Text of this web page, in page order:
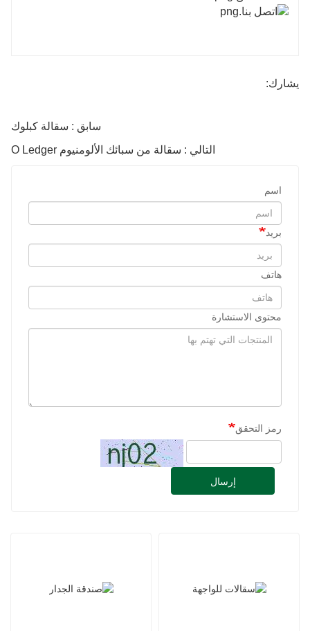
يشارك:
سابق : سقالة كبلوك
التالي : سقالة من سبائك الألومنيوم O Ledger
اسم
بريد
هاتف
محتوى الاستشارة
رمز التحقق
إرسال